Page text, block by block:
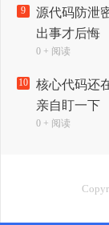
9
源代码防泄
出事才后悔
0 + 阅读
10
核心代码还
亲自盯一下
0 + 阅读